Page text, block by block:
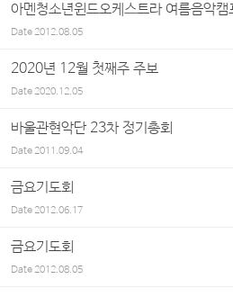
아멘청소년윈드오케스트라 여름음악캠
Date2012.08.05
2020년 12월 첫째주 주보
Date2020.12.05
바울관현악단 23차 정기총회
Date2011.09.04
금요기도회
Date2012.06.17
금요기도회
Date2012.08.05